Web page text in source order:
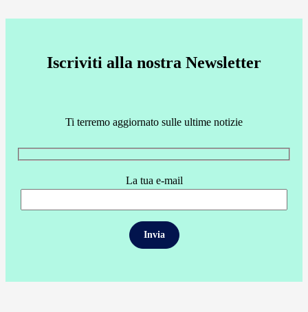
Iscriviti alla nostra Newsletter
Ti terremo aggiornato sulle ultime notizie
La tua e-mail